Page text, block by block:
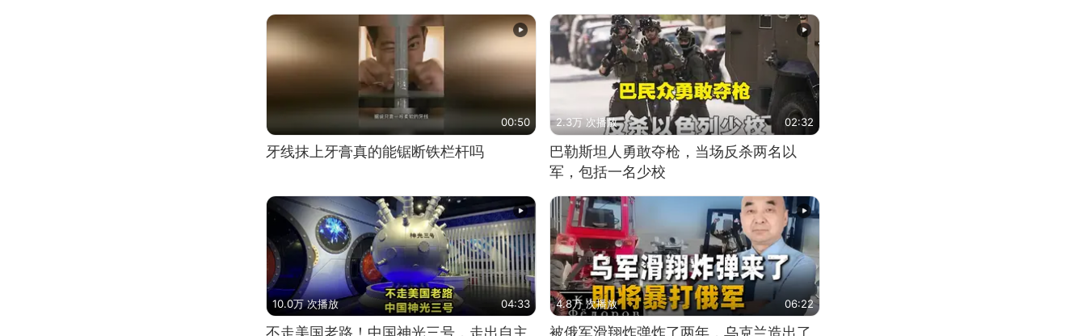
00:50
牙线抹上牙膏真的能锯断铁栏杆吗
2.3万 次播放 02:32
巴勒斯坦人勇敢夺枪，当场反杀两名以
军，包括一名少校
10.0万 次播放 04:33 4.8万 次播放 06:22